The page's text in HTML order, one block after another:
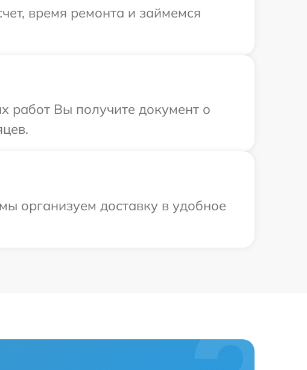
время ремонта и займемся
работ Вы получите документ о
организуем доставку в удобное